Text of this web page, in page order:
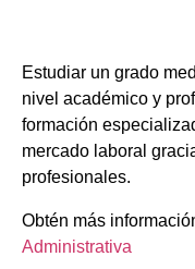
Estudiar un grado
nivel académico y
formación
mercado laboral
profesionales.
Obtén más
Administrativa